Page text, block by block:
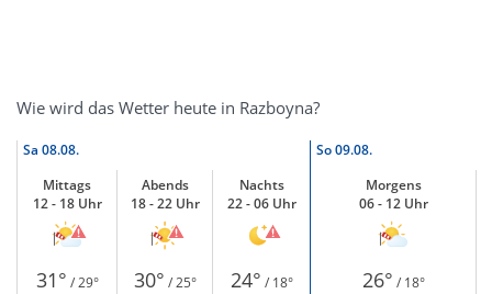
Wie wird das Wetter heute in Razboyna?
Sa 08.08. So09.08.
Mittags
12 - 18 Uhr
Abends
18 - 22 Uhr
Nachts
22 - 06 Uhr
Morgens
06 - 12 Uhr
31° / 29° 30° / 25° 24° / 18° 26° / 18°